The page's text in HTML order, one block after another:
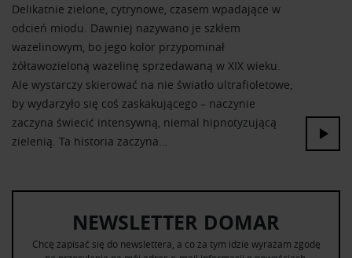
Delikatnie zielone, cytrynowe, czasem wpadające w
odcień miodu. Dawniej nazywano je szkłem
wazelinowym, bo jego kolor przypominał
żółtawozieloną wazelinę sprzedawaną w XIX wieku.
Ale wystarczy skierować na nie światło ultrafioletowe,
by wydarzyło się coś zaskakującego – naczynie
zaczyna świecić intensywną, niemal hipnotyzującą
zielenią. Ta historia zaczyna…
NEWSLETTER DOMAR
Chcę zapisać się do newslettera, a co za tym idzie wyrażam zgodę